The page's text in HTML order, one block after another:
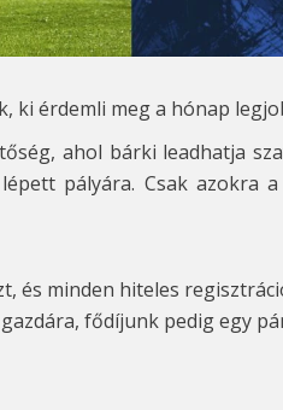
ki érdemli meg a hónap
ahol bárki leadhatja
pályára. Csak azokra
minden hiteles
fődíjunk pedig egy